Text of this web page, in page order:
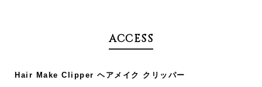
ACCESS
Hair Make Clipper ヘアメイク クリッパー